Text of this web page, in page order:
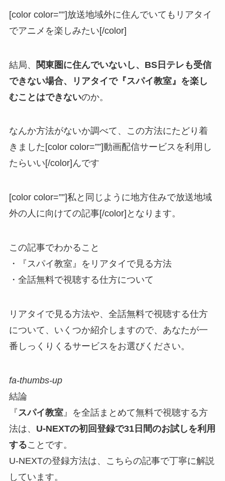
[color color=””]放送地域外に住んでいてもリアタイ
でアニメを楽しみたい[/color]
結局、
関東圏に住んでいないし、BS日テレも受信
できない場合、リアタイで『スパイ教室』を楽し
むことはできないのか。
なんか方法がないか調べて、この方法にたどり着
きました[color color=””]動画配信サービスを利用し
たらいい[/color]んです
[color color=””]私と同じように地方住みで放送地域
外の人に向けての記事[/color]となります。
この記事でわかること
・『スパイ教室』をリアタイで見る方法
・全話無料で視聴する仕方について
リアタイで見る方法や、全話無料で視聴する仕方
について、いくつか紹介しますので、あなたが一
番しっくりくるサービスをお選びください。
fa-thumbs-up
結論
『 スパイ教室』を全話まとめて無料で視聴する方
法は、 U-NEXTの初回登録で31日間のお試しを利用
することです。
U-NEXTの登録方法は、こちらの記事で丁寧に解説
しています。